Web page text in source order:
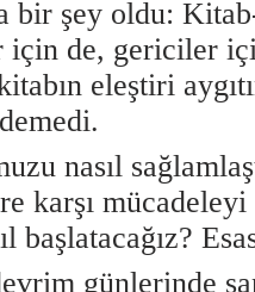
bir şey oldu:
de, gericiler
eleştiri
nasıl
karşı mücadeleyi
başlatacağız?
günlerinde